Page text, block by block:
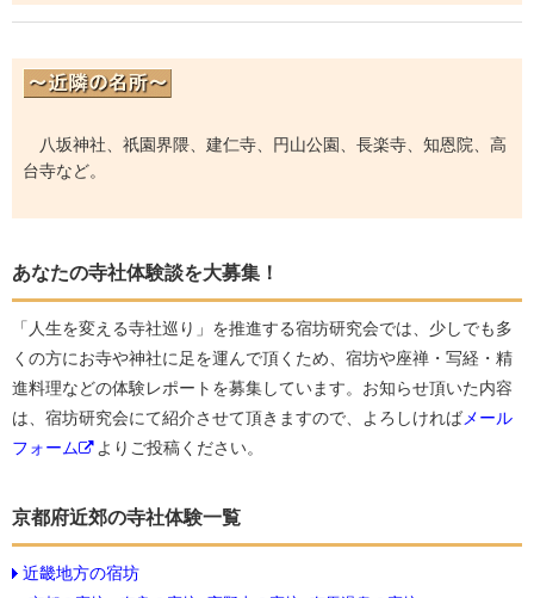
八坂神社、祇園界隈、建仁寺、円山公園、長楽寺、知恩院、高
台寺など。
あなたの寺社体験談を大募集！
「人生を変える寺社巡り」を推進する宿坊研究会では、少しでも多
くの方にお寺や神社に足を運んで頂くため、宿坊や座禅・写経・精
進料理などの体験レポートを募集しています。お知らせ頂いた内容
は、宿坊研究会にて紹介させて頂きますので、よろしければ メール
フォーム
よりご投稿ください。
京都府近郊の寺社体験一覧
近畿地方の宿坊